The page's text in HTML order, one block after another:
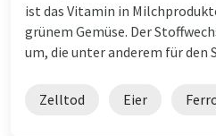
ist das Vitamin in
grünem Gemüse. Der
um, die unter anderem für den
Zelltod Eier